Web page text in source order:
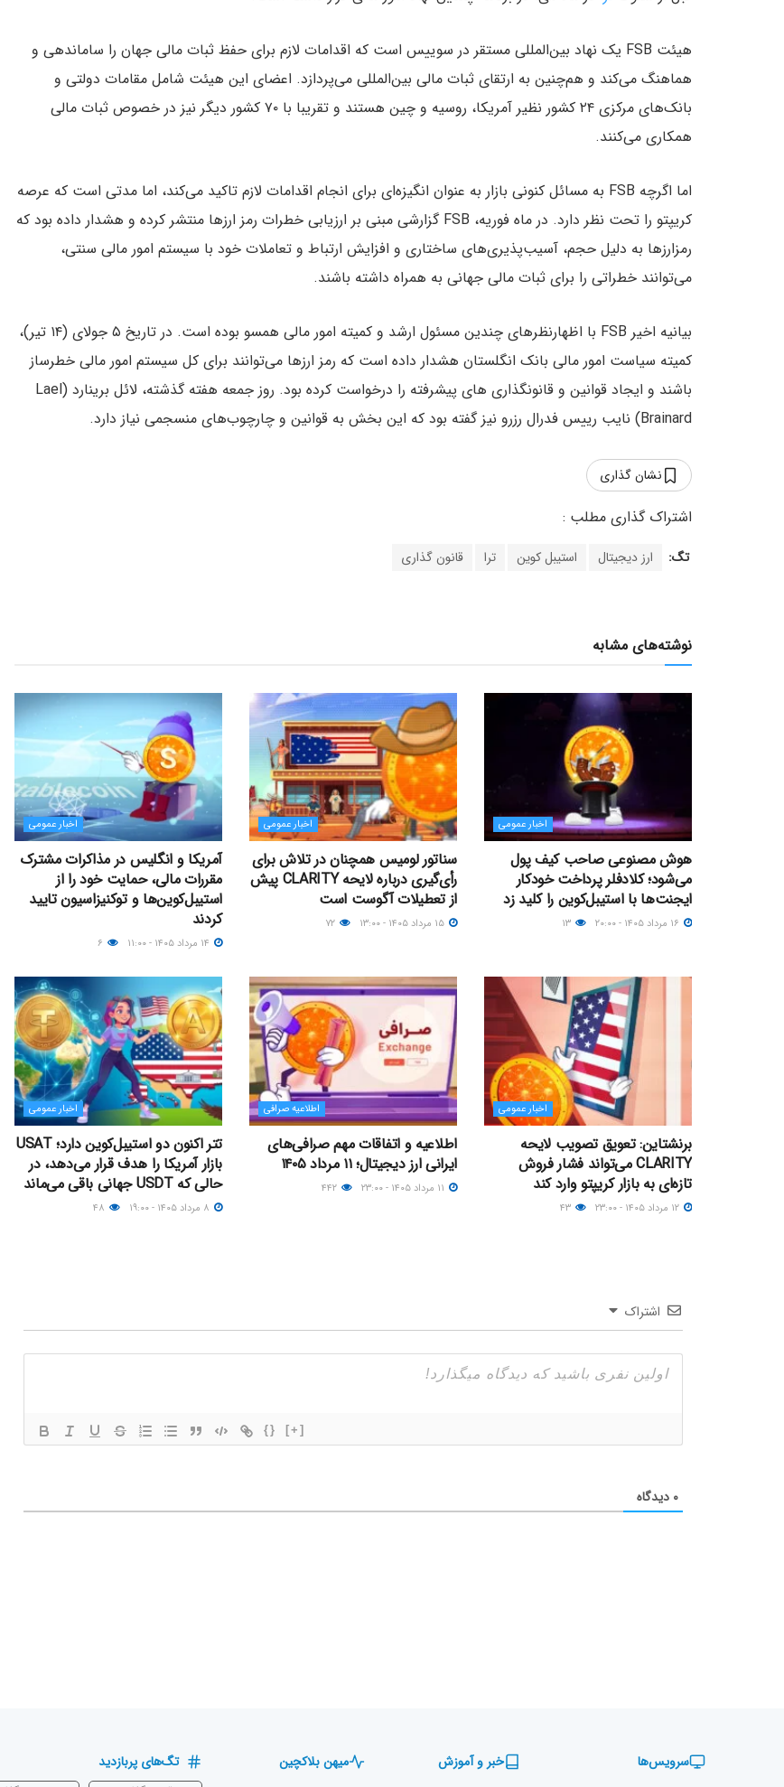
هیئت FSB یک نهاد بین‌المللی مستقر در سوییس است که اقدامات لازم برای حفظ ثبات مالی جهان را ساماندهی و
هماهنگ می‌کند و هم‌چنین به ارتقای ثبات مالی بین‌المللی می‌پردازد. اعضای این هیئت شامل مقامات دولتی و
بانک‌های مرکزی ۲۴ کشور نظیر آمریکا، روسیه و چین هستند و تقریبا با ۷۰ کشور دیگر نیز در خصوص ثبات مالی
همکاری می‌کنند.
اما اگرچه FSB به مسائل کنونی بازار به عنوان انگیزه‌ای برای انجام اقدامات لازم تاکید می‌کند، اما مدتی است که عرصه
کریپتو را تحت نظر دارد. در ماه فوریه، FSB گزارشی مبنی بر ارزیابی خطرات رمز ارزها منتشر کرده و هشدار داده بود که
رمزارزها به دلیل حجم، آسیب‌پذیری‌های ساختاری و افزایش ارتباط و تعاملات خود با سیستم امور مالی سنتی،
می‌توانند خطراتی را برای ثبات مالی جهانی به همراه داشته باشند.
بیانیه اخیر FSB با اظهارنظرهای چندین مسئول ارشد و کمیته امور مالی همسو بوده است. در تاریخ ۵ جولای (۱۴ تیر)،
کمیته سیاست امور مالی بانک انگلستان هشدار داده است که رمز ارزها می‌توانند برای کل سیستم امور مالی خطرساز
باشند و ایجاد قوانین و قانونگذاری های پیشرفته را درخواست کرده بود. روز جمعه هفته گذشته، لائل برینارد (Lael
Brainard) نایب رییس فدرال رزرو نیز گفته بود که این بخش به قوانین و چارچوب‌های منسجمی نیاز دارد.
نشان گذاری
تگ: ارز دیجیتال استیبل کوین ترا قانون گذاری
نوشته‌های مشابه
اخبار عمومی
هوش مصنوعی صاحب کیف پول
می‌شود؛ کلادفلر پرداخت خودکار
ایجنت‌ها با استیبل‌کوین را کلید زد
اخبار عمومی
سناتور لومیس همچنان در تلاش برای
رأی‌گیری درباره لایحه CLARITY پیش
از تعطیلات آگوست است
اخبار عمومی
آمریکا و انگلیس در مذاکرات مشترک
مقررات مالی، حمایت خود را از
استیبل‌کوین‌ها و توکنیزاسیون تایید
کردند
اخبار عمومی
برنشتاین: تعویق تصویب لایحه
CLARITY می‌تواند فشار فروش
تازه‌ای به بازار کریپتو وارد کند
اطلاعیه صرافی
اطلاعیه و اتفاقات مهم صرافی‌های
ایرانی ارز دیجیتال؛ ۱۱ مرداد ۱۴۰۵
اخبار عمومی
تتر اکنون دو استیبل‌کوین دارد؛ USAT
بازار آمریکا را هدف قرار می‌دهد، در
حالی که USDT جهانی باقی می‌ماند
اشتراک
{} [+]
۰ دیدگاه
سرویس‌ها خبر و آموزش میهن بلاکچین تگ‌های پربازدید